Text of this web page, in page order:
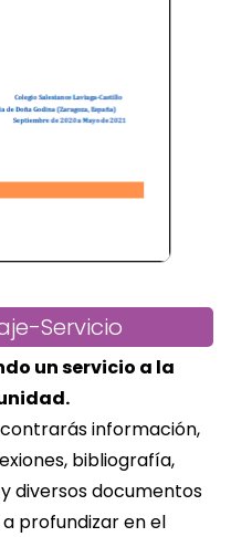
Servicio
un servicio a la
información,
bibliografía,
diversos documentos
profundizar en el